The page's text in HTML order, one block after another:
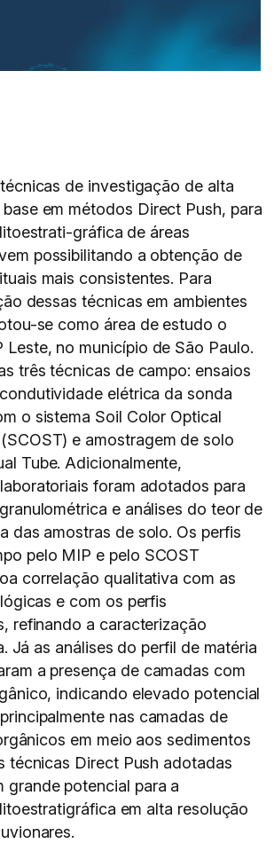
de investigação de alta
em métodos Direct Push, para
gráfica de áreas
possibilitando a obtenção de
mais consistentes. Para
dessas técnicas em ambientes
se como área de estudo o
Leste, no município de São Paulo.
três técnicas de campo: ensaios
elétrica da sonda
o sistema Soil Color Optical
e amostragem de solo
Tube. Adicionalmente,
foram adotados para
e análises do teor de
das amostras de solo. Os perfis
pelo MIP e pelo SCOST
correlação qualitativa com as
e com os perfis
refinando a caracterização
Já as análises do perfil de matéria
a presença de camadas com
indicando elevado potencial
nas camadas de
em meio aos sedimentos
técnicas Direct Push adotadas
grande potencial para a
em alta resolução